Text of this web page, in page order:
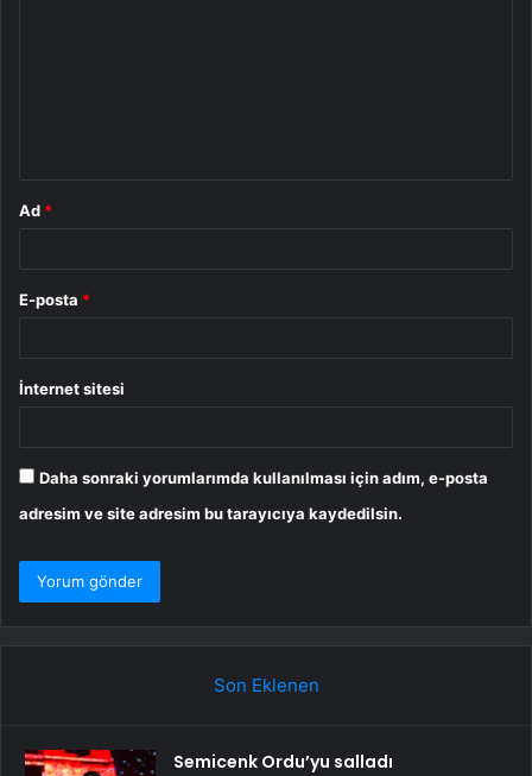
Ad *
E-posta *
İnternet sitesi
Daha sonraki yorumlarımda kullanılması için adım, e-posta
adresim ve site adresim bu tarayıcıya kaydedilsin.
Son Eklenen
Semicenk Ordu’yu salladı